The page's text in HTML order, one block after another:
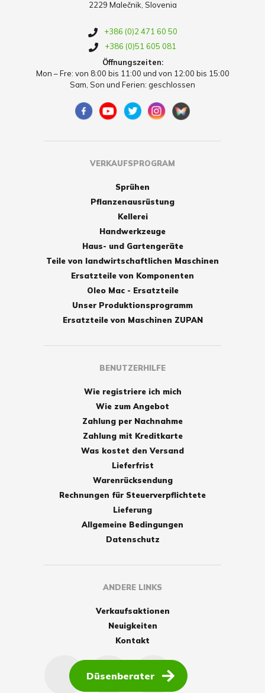
2229 Malečnik, Slovenia
+386 (0)2 471 60 50
+386 (0)51 605 081
Öffnungszeiten:
Mon – Fre: von 8:00 bis 11:00 und von 12:00 bis 15:00
Sam, Son und Ferien: geschlossen
VERKAUFSPROGRAM
Sprühen
Pflanzenausrüstung
Kellerei
Handwerkzeuge
Haus- und Gartengeräte
Teile von landwirtschaftlichen Maschinen
Ersatzteile von Komponenten
Oleo Mac - Ersatzteile
Unser Produktionsprogramm
Ersatzteile von Maschinen ZUPAN
BENUTZERHILFE
Wie registriere ich mich
Wie zum Angebot
Zahlung per Nachnahme
Zahlung mit Kreditkarte
Was kostet den Versand
Lieferfrist
Warenrücksendung
Rechnungen für Steuerverpflichtete
Lieferung
Allgemeine Bedingungen
Datenschutz
ANDERE LINKS
Verkaufsaktionen
Neuigkeiten
Kontakt
Düsenberater